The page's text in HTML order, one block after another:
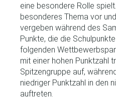
eine besondere Rolle
besonderes Thema vor
vergeben während des
Punkte, die die
folgenden
mit einer hohen Punktzahl
Spitzengruppe auf,
niedriger Punktzahl in den
auftreten.